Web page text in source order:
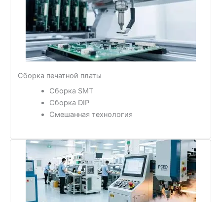
Сборка печатной платы
Сборка SMT
Сборка DIP
Смешанная технология